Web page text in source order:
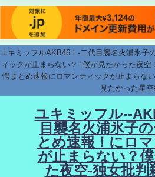
ユキミッフルAKB46！-二代目襲名火浦氷子
ィックが止まらない？--僕が見たかった夜
愕まとめ速報にロマンティックが止まらな
見たかった星
ユキミッフル--
目襲名火浦氷子
とめ速報！にロ
が止まらない？
た夜空-独女批判